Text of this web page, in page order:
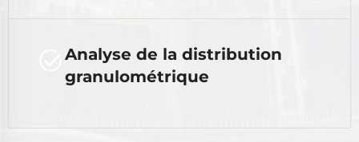
Analyse de la distribution
granulométrique